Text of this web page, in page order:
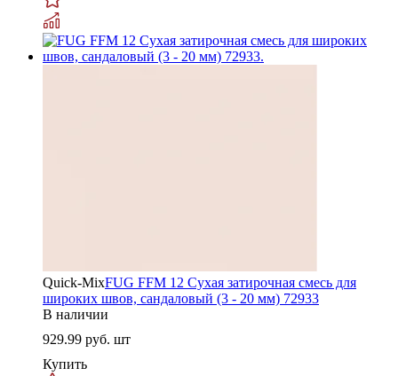
Quick-MixFUG FFM 12 Сухая затирочная смесь для
широких швов, сандаловый (3 - 20 мм) 72933
В наличии
929.99 руб. шт
Купить